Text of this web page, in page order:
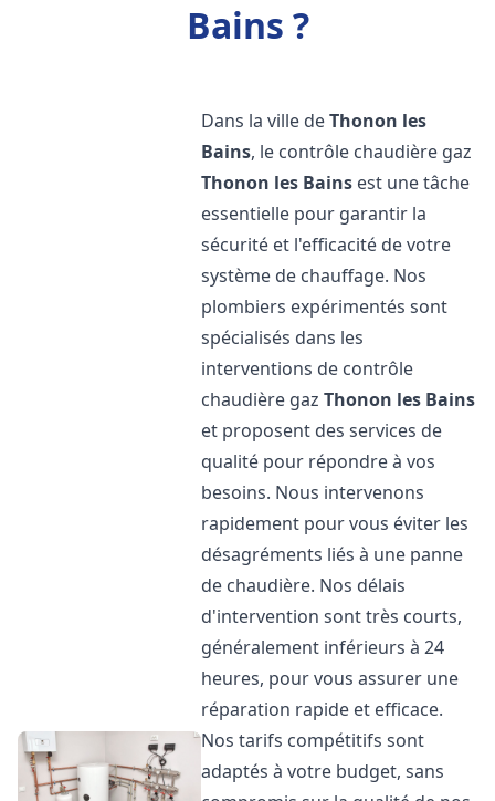
Bains ?
Dans la ville deThonon les
Bains, le contrôle chaudière gaz
Thonon les Bains est une tâche
essentielle pour garantir la
sécurité et l'efficacité de votre
système de chauffage. Nos
plombiers expérimentés sont
spécialisés dans les
interventions de contrôle
chaudière gazThonon les Bains
et proposent des services de
qualité pour répondre à vos
besoins. Nous intervenons
rapidement pour vous éviter les
désagréments liés à une panne
de chaudière. Nos délais
d'intervention sont très courts,
généralement inférieurs à 24
heures, pour vous assurer une
réparation rapide et efficace.
Nos tarifs compétitifs sont
adaptés à votre budget, sans